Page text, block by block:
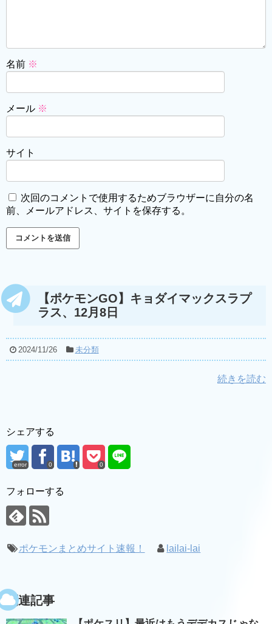
名前 ※
メール ※
サイト
次回のコメントで使用するためブラウザーに自分の名
前、メールアドレス、サイトを保存する。
【ポケモンGO】キョダイマックスラプ
ラス、12月8日
2024/11/26 未分類
続きを読む
シェアする
error 0 0
フォローする
ポケモンまとめサイト速報！ lailai-lai
関連記事